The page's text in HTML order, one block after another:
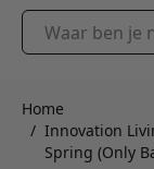
Waar ben je
Home
/ Innovation
Spring (Only